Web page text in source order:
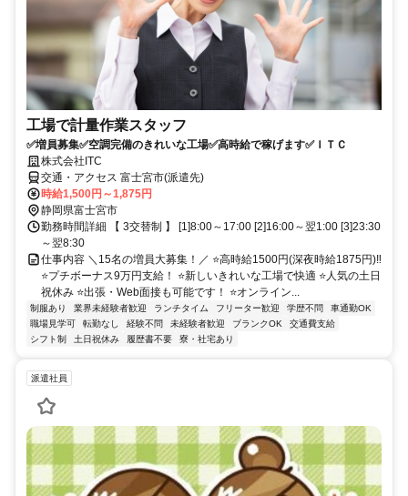
工場で計量作業スタッフ
✅増員募集✅空調完備のきれいな工場✅高時給で稼げます✅ＩＴＣ
株式会社ITC
交通・アクセス 富士宮市(派遣先)
時給1,500円～1,875円
静岡県富士宮市
勤務時間詳細 【 3交替制 】 [1]8:00～17:00 [2]16:00～翌1:00 [3]23:30
～翌8:30
仕事内容 ＼15名の増員大募集！／ ⭐高時給1500円(深夜時給1875円)‼
⭐プチボーナス9万円支給！ ⭐新しいきれいな工場で快適 ⭐人気の土日
祝休み ⭐出張・Web面接も可能です！ ⭐オンライン...
制服あり 業界未経験者歓迎 ランチタイム フリーター歓迎 学歴不問
車通勤OK
職場見学可
転勤なし 経験不問 未経験者歓迎 ブランクOK
交通費支給
シフト制
土日祝休み 履歴書不要 寮・社宅あり
派遣社員